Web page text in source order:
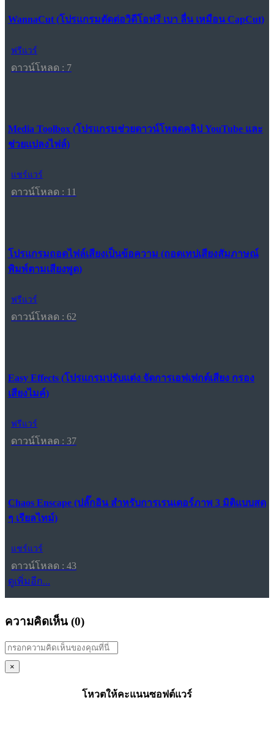
WannaCut (โปรแกรมตัดต่อวิดีโอฟรี เบา ลื่น เหมือน CapCut)
ฟรีแวร์
ดาวน์โหลด : 7
Media Toolbox (โปรแกรมช่วยดาวน์โหลดคลิป YouTube และ
ช่วยแปลงไฟล์)
แชร์แวร์
ดาวน์โหลด : 11
โปรแกรมถอดไฟล์เสียงเป็นข้อความ (ถอดเทปเสียงสัมภาษณ์
พิมพ์ตามเสียงพูด)
ฟรีแวร์
ดาวน์โหลด : 62
Easy Effects (โปรแกรมปรับแต่ง จัดการเอฟเฟกต์เสียง กรอง
เสียงไมค์)
ฟรีแวร์
ดาวน์โหลด : 37
Chaos Enscape (ปลั๊กอิน สำหรับการเรนเดอร์ภาพ 3 มิติแบบสด
ๆ เรียลไทม์)
แชร์แวร์
ดาวน์โหลด : 43
ดูเพิ่มอีก...
ความคิดเห็น (0)
×
โหวตให้คะแนนซอฟต์แวร์